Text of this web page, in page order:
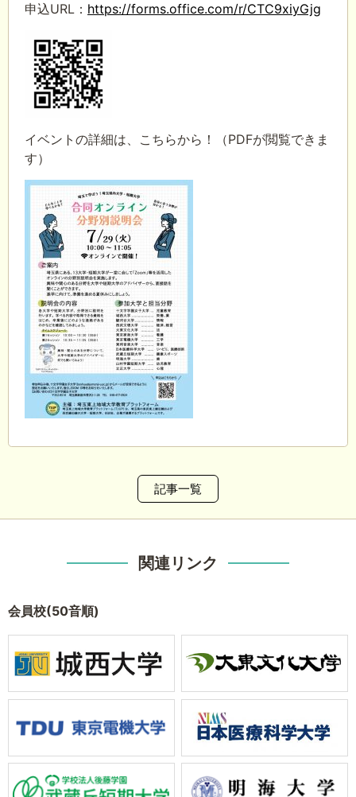
申込URL： https://forms.office.com/r/CTC9xiyGjg
イベントの詳細は、こちらから！（PDFが閲覧できま
す）
記事一覧
関連リンク
会員校(50音順)